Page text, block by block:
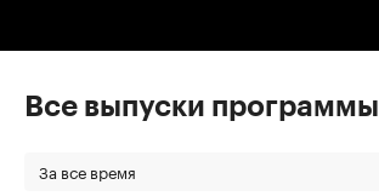
Все выпуски программы
За все время